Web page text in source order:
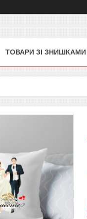
ТОВАРИ ЗІ ЗНИШКАМИ